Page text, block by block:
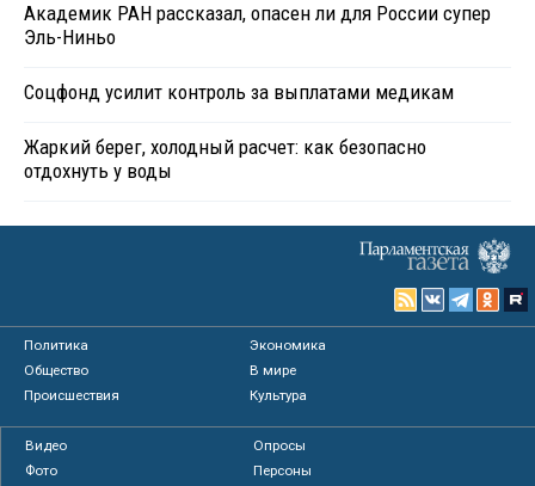
Академик РАН рассказал, опасен ли для России супер
Эль-Ниньо
Соцфонд усилит контроль за выплатами медикам
Жаркий берег, холодный расчет: как безопасно
отдохнуть у воды
Политика
Экономика
Общество
В мире
Происшествия
Культура
Видео
Опросы
Фото
Персоны